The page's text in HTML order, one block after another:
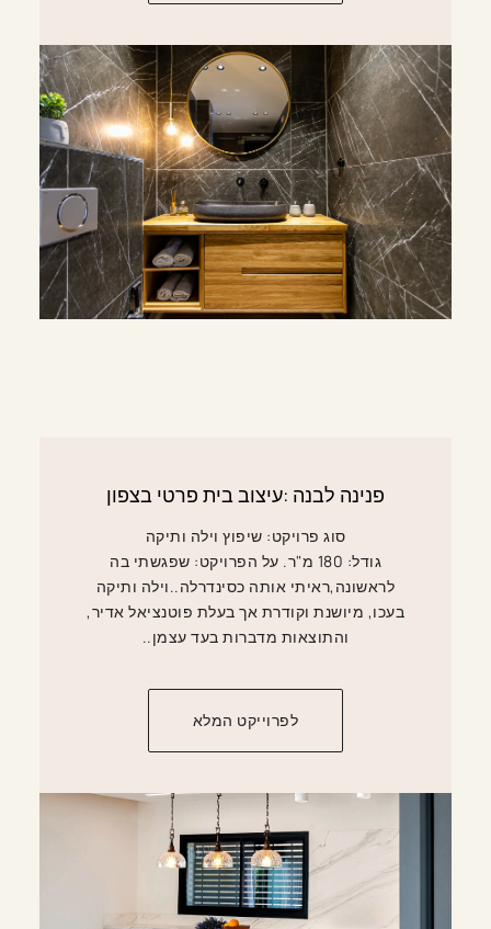
פנינה לבנה :עיצוב בית פרטי בצפון
סוג פרויקט: שיפוץ וילה ותיקה
גודל: 180 מ"ר. על הפרויקט: שפגשתי בה
לראשונה,ראיתי אותה כסינדרלה..וילה ותיקה
בעכו, מיושנת וקודרת אך בעלת פוטנציאל אדיר,
והתוצאות מדברות בעד עצמן..
לפרוייקט המלא